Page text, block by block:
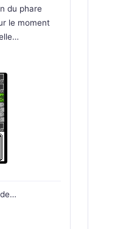
du phare
le moment